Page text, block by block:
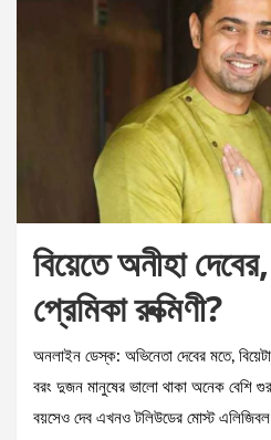
বিয়েতে অনীহা
প্রেমিকা রুক্মিণী?
অনলাইন ডেস্ক: অভিনেতা দেবের মতে,
বরং দুজন মানুষের ভালো থাকা অনেক বেশি
বয়সেও দেব এখনও টলিউডের মোস্ট এলিজিবল